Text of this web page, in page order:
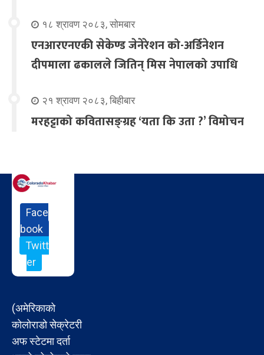
१८ श्रावण २०८३, सोमबार
एनआरएनएकी सेकेण्ड जेनेरेशन को-अर्डिनेशन
दीपमाला ढकालले जितिन् मिस नेपालको उपाधि
२१ श्रावण २०८३, बिहीबार
मरहट्टाको कवितासङ्ग्रह ‘यता कि उता ?’ विमोचन
Face
book
Twitt
er
(अमेरिकाको
कोलोराडो सेक्रेटरी
अफ स्टेटमा दर्ता